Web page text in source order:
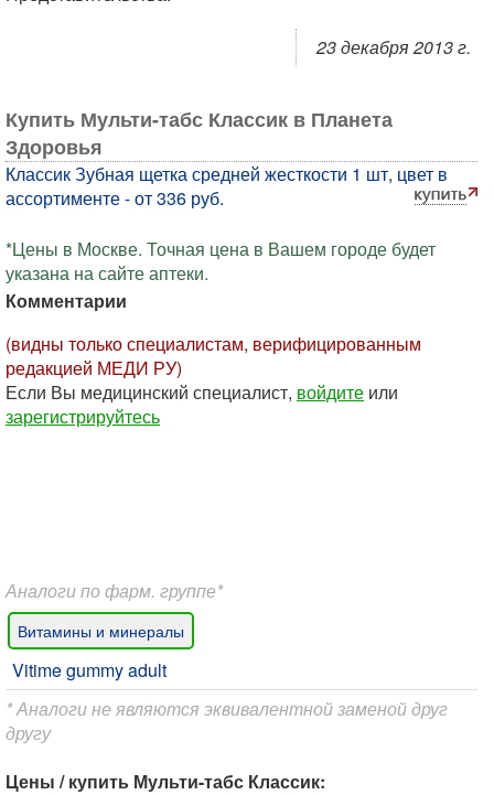
23 декабря 2013 г.
Купить Мульти-табс Классик в Планета
Здоровья
Классик Зубная щетка средней жесткости 1 шт, цвет в
ассортименте - от 336 руб.
*Цены в Москве. Точная цена в Вашем городе будет
указана на сайте аптеки.
Комментарии
(видны только специалистам, верифицированным
редакцией МЕДИ РУ)
Если Вы медицинский специалист, войдите или
зарегистрируйтесь
Аналоги по фарм. группе*
Витамины и минералы
Vitime gummy adult
* Аналоги не являются эквивалентной заменой друг
другу
Цены / купить Мульти-табс Классик: